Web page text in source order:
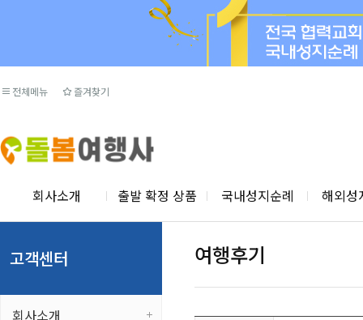
전체메뉴 즐겨찾기
회사소개 출발 확정 상품 국내성지순례 해외성
고객센터
회사소개
여행후기